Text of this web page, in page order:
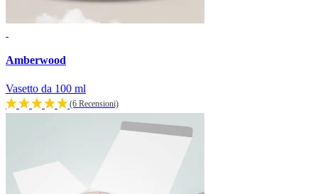
Amberwood
Vasetto da 100 ml
(6 Recensioni)